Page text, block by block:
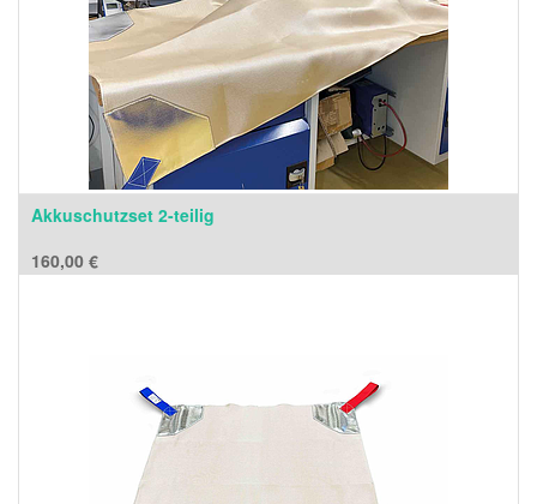
Akkuschutzset 2-teilig
160,00 €